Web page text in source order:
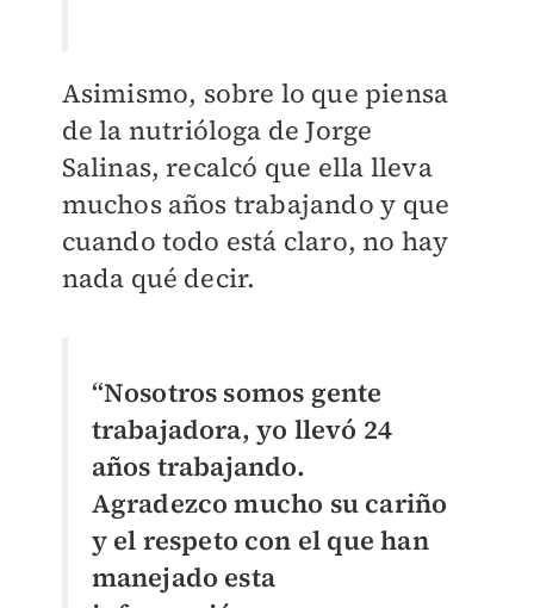
Asimismo, sobre lo que piensa
de la nutrióloga de Jorge
Salinas, recalcó que ella lleva
muchos años trabajando y que
cuando todo está claro, no hay
nada qué decir.
“Nosotros somos gente
trabajadora, yo llevó 24
años trabajando.
Agradezco mucho su cariño
y el respeto con el que han
manejado esta